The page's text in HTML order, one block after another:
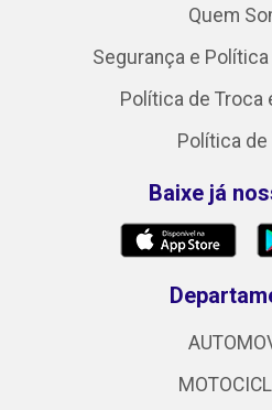
Quem
Segurança e
Política de Troca
Política de
Baixe já